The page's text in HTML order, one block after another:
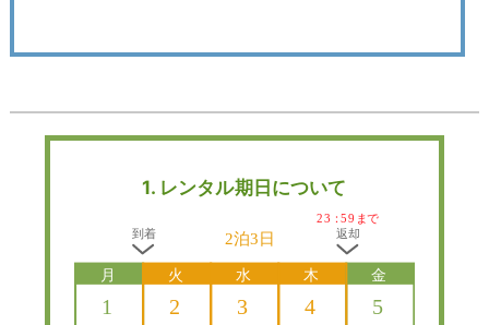
1. レンタル期日について